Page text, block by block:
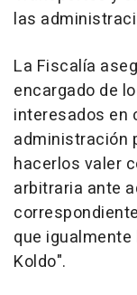
las
La Fiscalía
encargado de
interesados en
administración
hacerlos valer
arbitraria ante
que
Koldo".